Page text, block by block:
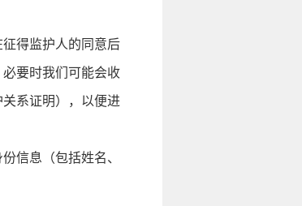
得监护人的同意后
要时我们可能会收
系证明），以便进
信息（包括姓名、